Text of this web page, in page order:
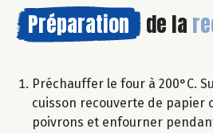
Préparation de la
Préchauffer le four à 200°C.
cuisson recouverte de papier
poivrons et enfourner